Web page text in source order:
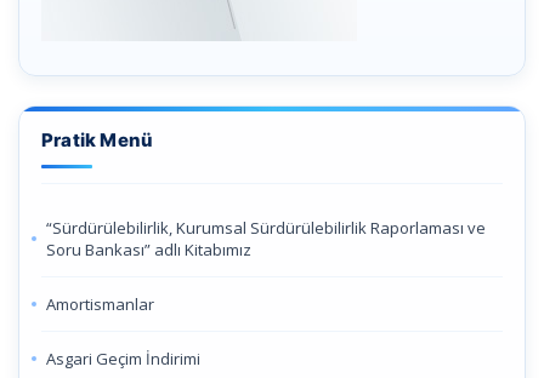
Pratik Menü
“Sürdürülebilirlik, Kurumsal Sürdürülebilirlik Raporlaması ve
Soru Bankası” adlı Kitabımız
Amortismanlar
Asgari Geçim İndirimi